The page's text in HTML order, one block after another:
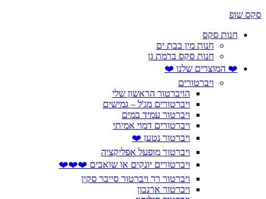
סקס שופ
חנות סקס
חנות מין בבת ים
חנות סקס ברמת גן
❤️ המוצרים שלנו ❤️
ויברטורים
הויברטור הראשון שלי
ויברטורים מג'ל – גמישים
ויברטור עמיד במים
ויברטורים דמוי אמיתי
ויברטור נטען ❤️
ויברטור מופעל אפליקציה
ויברטורים יונקים או שואבים ❤️❤️❤️
ויברטור רך ויברטור סייבר סקין
ויברטור ארנבון